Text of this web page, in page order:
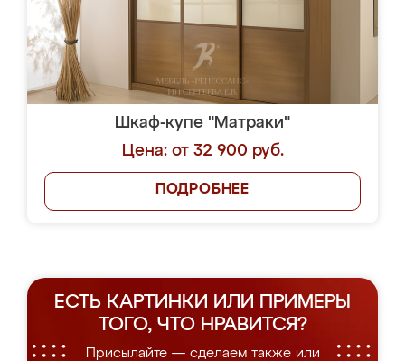
Шкаф-купе "Матраки"
Цена: от 32 900 руб.
ПОДРОБНЕЕ
ЕСТЬ КАРТИНКИ ИЛИ ПРИМЕРЫ
ТОГО, ЧТО НРАВИТСЯ?
Присылайте — сделаем также или